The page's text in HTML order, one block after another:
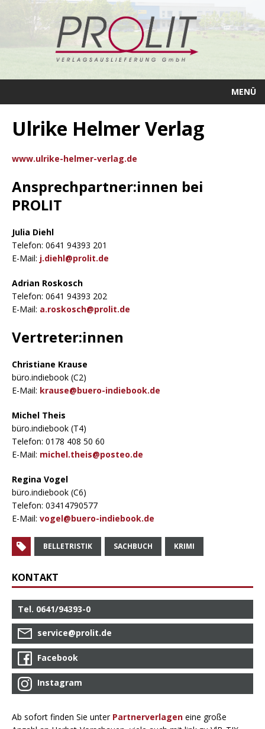
MENÜ
Ulrike Helmer Verlag
www.ulrike-helmer-verlag.de
Ansprechpartner:innen bei
PROLIT
Julia Diehl
Telefon: 0641 94393 201
E-Mail: j.diehl@prolit.de
Adrian Roskosch
Telefon: 0641 94393 202
E-Mail: a.roskosch@prolit.de
Vertreter:innen
Christiane Krause
büro.indiebook (C2)
E-Mail: krause@buero-indiebook.de
Michel Theis
büro.indiebook (T4)
Telefon: 0178 408 50 60
E-Mail: michel.theis@posteo.de
Regina Vogel
büro.indiebook (C6)
Telefon: 03414790577
E-Mail: vogel@buero-indiebook.de
BELLETRISTIK SACHBUCH KRIMI
KONTAKT
Tel. 0641/94393-0
service@prolit.de
Facebook
Instagram
Ab sofort finden Sie unter Partnerverlagen eine große